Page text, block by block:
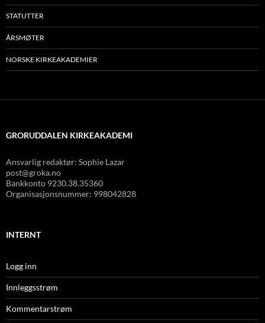
STATUTTER
ÅRSMØTER
NORSKE KIRKEAKADEMIER
GRORUDDALEN KIRKEAKADEMI
Ansvarlig redaktør: Sophie Lazar
post@groka.no
Bankkonto 9230.38.35360
Organisasjonsnummer: 998042828
INTERNT
Logg inn
Innleggsstrøm
Kommentarstrøm